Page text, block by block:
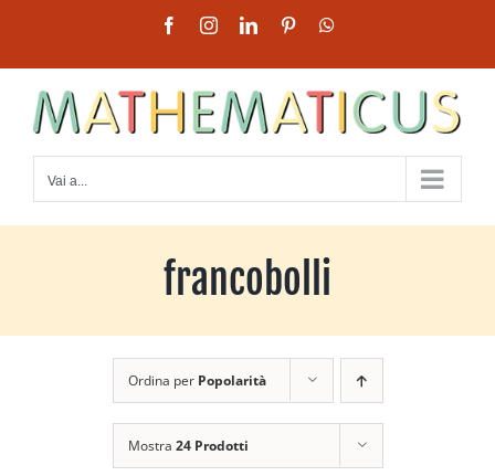
contenuto
FacebookInstagramLinkedInPinterest
Vai a...
francobolli
Ordina per Popolarità
Mostra 24 Prodotti